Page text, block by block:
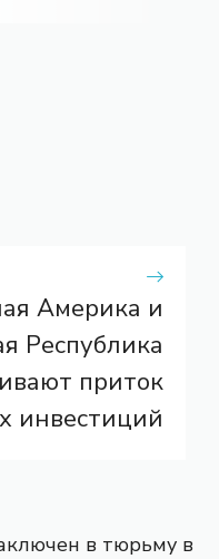
Америка и
Республика
приток
инвестиций
в тюрьму в